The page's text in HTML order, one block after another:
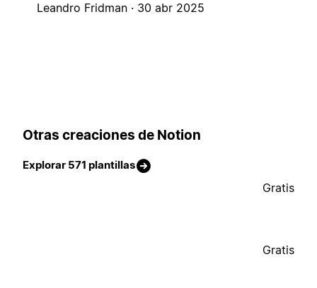
Leandro Fridman · 30 abr 2025
Otras creaciones de Notion
Explorar 571 plantillas
Gratis
Gratis